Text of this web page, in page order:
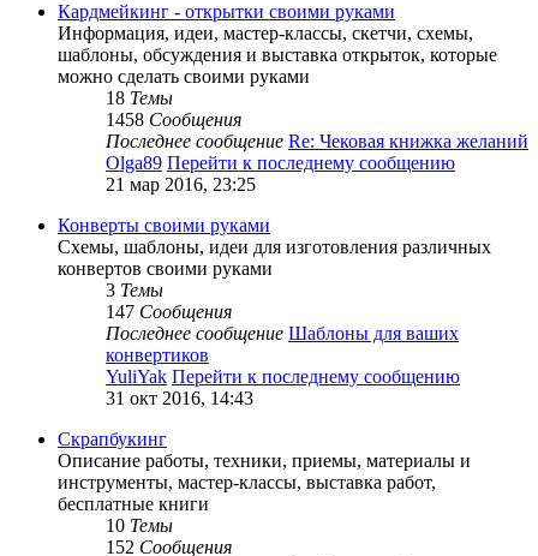
Кардмейкинг - открытки своими руками
Информация, идеи, мастер-классы, скетчи, схемы,
шаблоны, обсуждения и выставка открыток, которые
можно сделать своими руками
18 Темы
1458 Сообщения
Последнее сообщение Re: Чековая книжка желаний
Olga89 Перейти к последнему сообщению
21 мар 2016, 23:25
Конверты своими руками
Схемы, шаблоны, идеи для изготовления различных
конвертов своими руками
3 Темы
147 Сообщения
Последнее сообщение Шаблоны для ваших
конвертиков
YuliYak Перейти к последнему сообщению
31 окт 2016, 14:43
Скрапбукинг
Описание работы, техники, приемы, материалы и
инструменты, мастер-классы, выставка работ,
бесплатные книги
10 Темы
152 Сообщения